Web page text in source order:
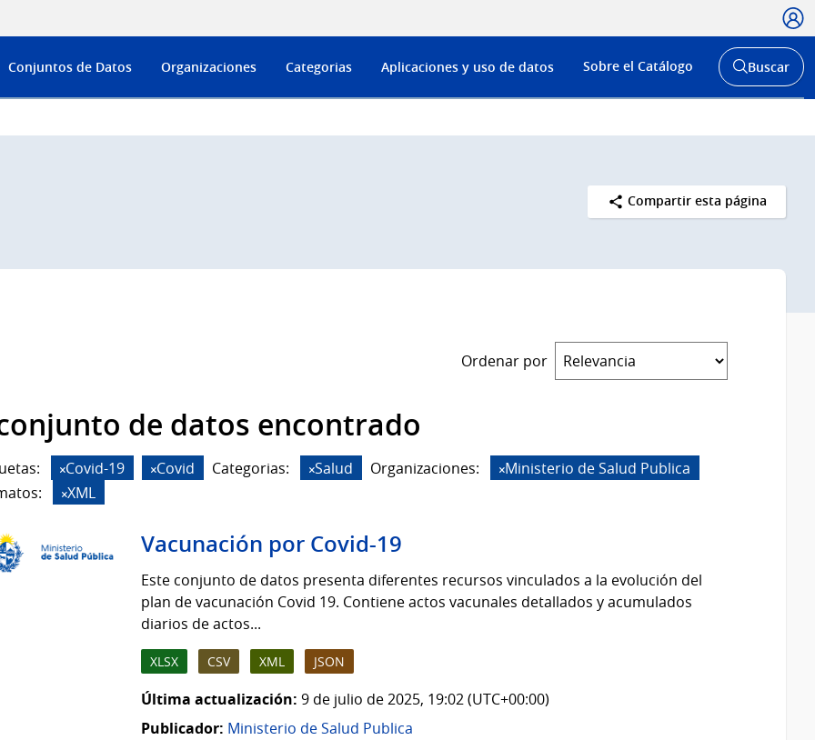
Menú
de
Conjuntos de Datos Organizaciones Categorias Aplicaciones y uso de datos Sobre el Catálogo
Abrir
buscador
Buscar
Compartir esta página
Ordenar por
de datos encontrado
Covid-19 Covid Categorias: Salud Organizaciones:
Ministerio de Salud Publica
XML
Vacunación por Covid-19
Este conjunto de datos presenta diferentes recursos vinculados a la evolución del
plan de vacunación Covid 19. Contiene actos vacunales detallados y acumulados
diarios de actos...
XLSX CSV XML JSON
Última actualización: 9 de julio de 2025, 19:02 (UTC+00:00)
Publicador: Ministerio de Salud Publica